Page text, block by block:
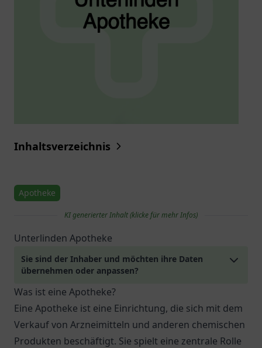
Inhaltsverzeichnis
Apotheke
KI generierter Inhalt (klicke für mehr Infos)
Unterlinden Apotheke
Sie sind der Inhaber und möchten ihre Daten
übernehmen oder anpassen?
Was ist eine Apotheke?
Eine Apotheke ist eine Einrichtung, die sich mit dem
Verkauf von Arzneimitteln und anderen chemischen
Produkten beschäftigt. Sie spielt eine zentrale Rolle